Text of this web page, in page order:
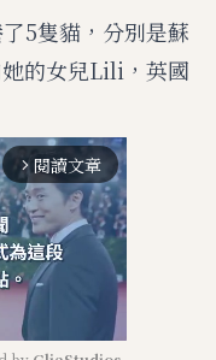
5隻貓，分別是蘇
的女兒Lili，英國
arrow_forward_ios 閱讀文章